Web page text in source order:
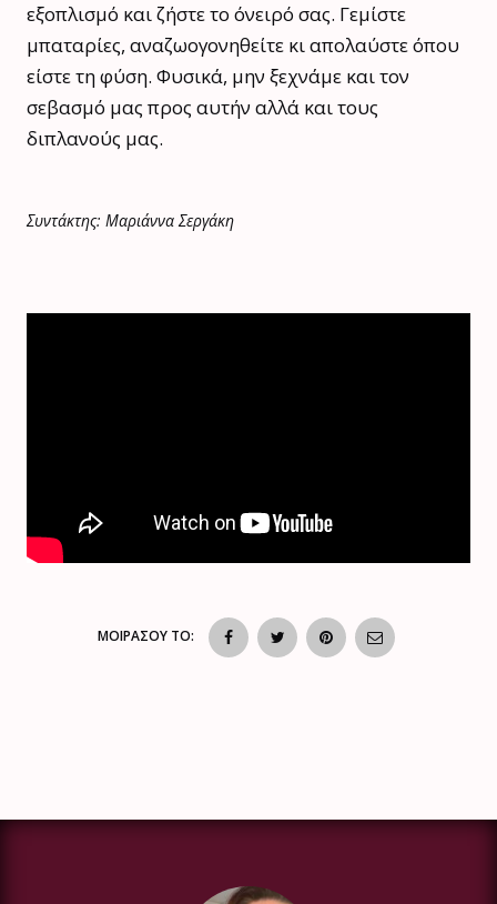
εξοπλισμό και ζήστε το όνειρό σας. Γεμίστε
μπαταρίες, αναζωογονηθείτε κι απολαύστε όπου
είστε τη φύση. Φυσικά, μην ξεχνάμε και τον
σεβασμό μας προς αυτήν αλλά και τους
διπλανούς μας.
Συντάκτης: Μαριάννα Σεργάκη
ΜΟΙΡΑΣΟΥ ΤΟ: